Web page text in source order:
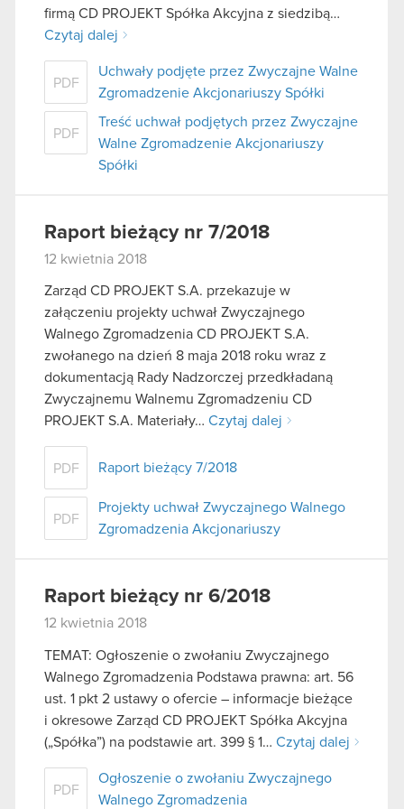
firmą CD PROJEKT Spółka Akcyjna z siedzibą…
Czytaj dalej
PDF
Uchwały podjęte przez Zwyczajne Walne
Zgromadzenie Akcjonariuszy Spółki
PDF
Treść uchwał podjętych przez Zwyczajne
Walne Zgromadzenie Akcjonariuszy
Spółki
Raport bieżący nr 7/2018
12 kwietnia 2018
Zarząd CD PROJEKT S.A. przekazuje w
załączeniu projekty uchwał Zwyczajnego
Walnego Zgromadzenia CD PROJEKT S.A.
zwołanego na dzień 8 maja 2018 roku wraz z
dokumentacją Rady Nadzorczej przedkładaną
Zwyczajnemu Walnemu Zgromadzeniu CD
PROJEKT S.A. Materiały… Czytaj dalej
PDF Raport bieżący 7/2018
PDF
Projekty uchwał Zwyczajnego Walnego
Zgromadzenia Akcjonariuszy
Raport bieżący nr 6/2018
12 kwietnia 2018
TEMAT: Ogłoszenie o zwołaniu Zwyczajnego
Walnego Zgromadzenia Podstawa prawna: art. 56
ust. 1 pkt 2 ustawy o ofercie – informacje bieżące
i okresowe Zarząd CD PROJEKT Spółka Akcyjna
(„Spółka”) na podstawie art. 399 § 1… Czytaj dalej
PDF
Ogłoszenie o zwołaniu Zwyczajnego
Walnego Zgromadzenia